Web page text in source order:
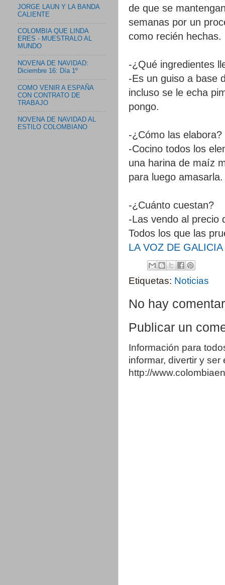
de que se
semanas por un
como recién hechas.
-¿Qué ingredientes
-Es un guiso a base
incluso se le echa
pongo.
-¿Cómo las elabora?
-Cocino todos los
una harina de maíz
para luego
-¿Cuánto cuestan?
-Las vendo al precio
Todos los que las
LA VOZ DE GALICIA
Etiquetas: Noticias
No hay
Publicar un
Información para
informar, divertir y
http://
JORGE LAUN Y LA BANDA
CALIENTE
COLOMBIA QUE LINDA
ERES - MUESTRALO AL
MUNDO
NOVENA DE NAVIDAD:
Diciembre 16: Día 1º
COMO VENIR A ESPAÑA
CON CONTRATO DE
TRABAJO
NOVENA DE NAVIDAD AL
ESTILO COLOMBIANO